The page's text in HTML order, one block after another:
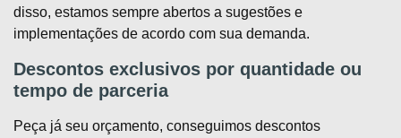
disso, estamos sempre abertos a sugestões e
implementações de acordo com sua demanda.
Descontos exclusivos por quantidade ou
tempo de parceria
Peça já seu orçamento, conseguimos descontos